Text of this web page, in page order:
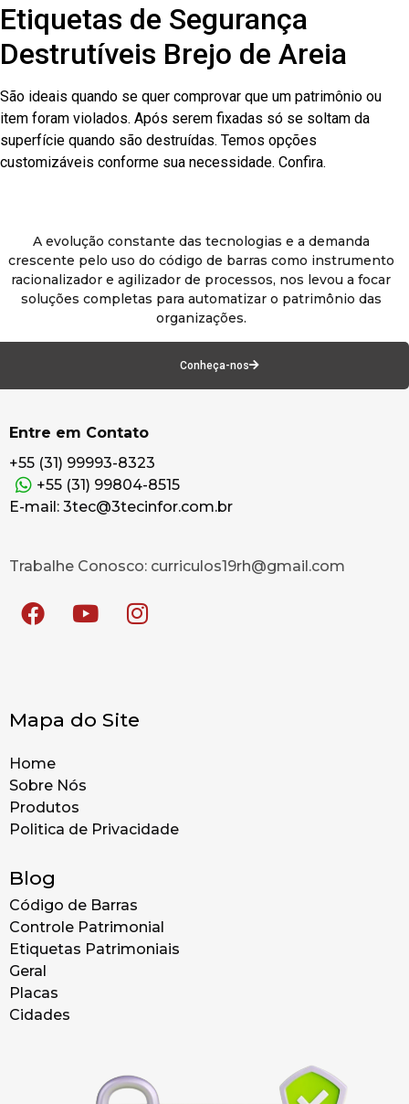
Etiquetas de Segurança
Destrutíveis Brejo de Areia
São ideais quando se quer comprovar que um patrimônio ou
item foram violados. Após serem fixadas só se soltam da
superfície quando são destruídas. Temos opções
customizáveis conforme sua necessidade. Confira.
A evolução constante das tecnologias e a demanda
crescente pelo uso do código de barras como instrumento
racionalizador e agilizador de processos, nos levou a focar
soluções completas para automatizar o patrimônio das
organizações.
Conheça-nos
Entre em Contato
+55 (31) 99993-8323
+55 (31) 99804-8515
E-mail: 3tec@3tecinfor.com.br
Trabalhe Conosco: curriculos19rh@gmail.com
Mapa do Site
Home
Sobre Nós
Produtos
Politica de Privacidade
Blog
Código de Barras
Controle Patrimonial
Etiquetas Patrimoniais
Geral
Placas
Cidades